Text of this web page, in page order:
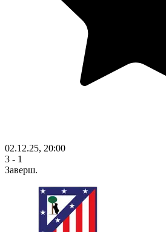
02.12.25, 20:00
3 - 1
Заверш.